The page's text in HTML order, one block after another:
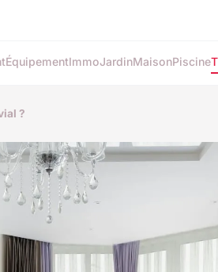
ÉquipementImmoJardinMaisonPiscine
?